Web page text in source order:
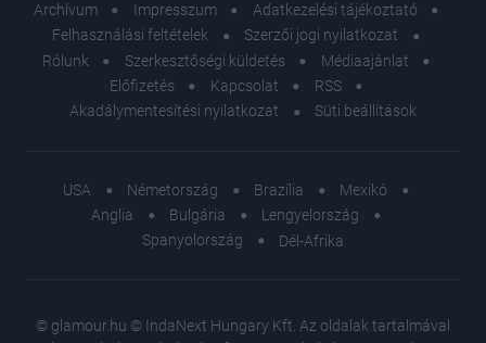
Archívum Impresszum
Adatkezelési tájékoztató
Felhasználási feltételek
Szerzői jogi nyilatkozat
Rólunk
Szerkesztőségi küldetés
Médiaajánlat
Előfizetés
Kapcsolat
RSS
Akadálymentesítési nyilatkozat
Süti beállítások
USA Németország Brazília
Mexikó
Anglia
Bulgária
Lengyelország
Spanyolország
Dél-Afrika
© glamour.hu © IndaNext Hungary Kft. Az oldalak tartalmával